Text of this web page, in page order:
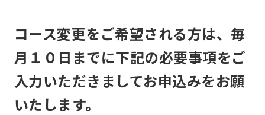
コース変更をご希望される方は、毎
月１０日までに下記の必要事項をご
入力いただきましてお申込みをお願
いたします。
use
an
automatic
translation